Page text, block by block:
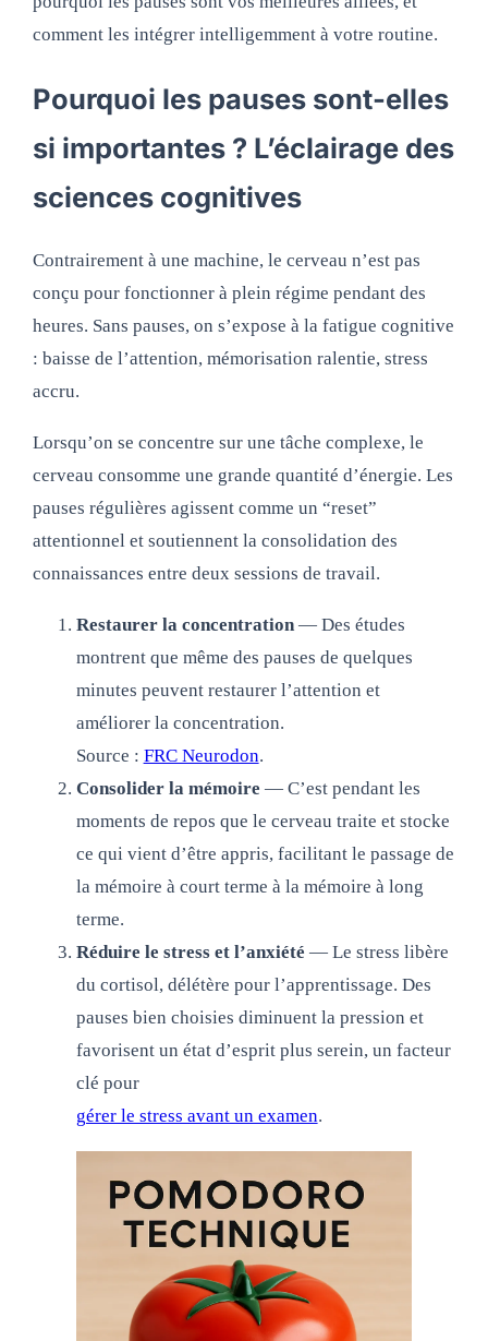
comment les intégrer intelligemment à votre routine.
Pourquoi les pauses sont-elles
si importantes ? L’éclairage des
sciences cognitives
Contrairement à une machine, le cerveau n’est pas
conçu pour fonctionner à plein régime pendant des
heures. Sans pauses, on s’expose à la fatigue cognitive
: baisse de l’attention, mémorisation ralentie, stress
accru.
Lorsqu’on se concentre sur une tâche complexe, le
cerveau consomme une grande quantité d’énergie. Les
pauses régulières agissent comme un “reset”
attentionnel et soutiennent la consolidation des
connaissances entre deux sessions de travail.
Restaurer la concentration— Des études
montrent que même des pauses de quelques
minutes peuvent restaurer l’attention et
améliorer la concentration.
Source : FRC Neurodon.
Consolider la mémoire — C’est pendant les
moments de repos que le cerveau traite et stocke
ce qui vient d’être appris, facilitant le passage de
la mémoire à court terme à la mémoire à long
terme.
Réduire le stress et l’anxiété — Le stress libère
du cortisol, délétère pour l’apprentissage. Des
pauses bien choisies diminuent la pression et
favorisent un état d’esprit plus serein, un facteur
clé pour
gérer le stress avant un examen.